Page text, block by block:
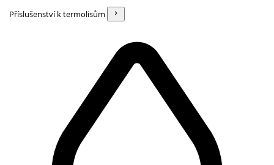
Příslušenství k termolisům